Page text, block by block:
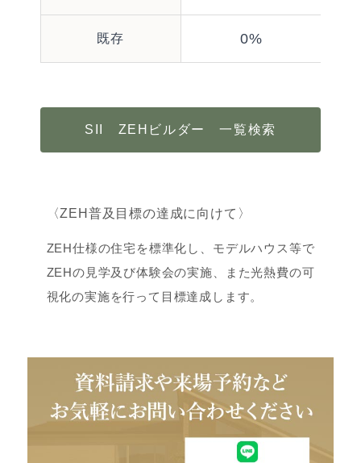
既存 0%
SII ZEHビルダー 一覧検索
〈ZEH普及目標の達成に向けて〉
ZEH仕様の住宅を標準化し、モデルハウス等で
ZEHの見学及び体験会の実施、また光熱費の可
視化の実施を行って目標達成します。